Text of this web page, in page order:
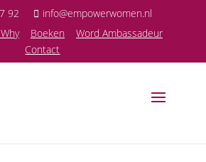
92
info@empowerwomen.nl
Boeken
Word Ambassadeur
Contact